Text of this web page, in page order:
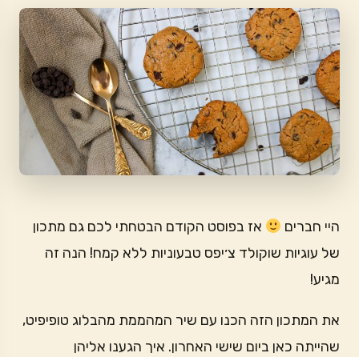
היי חברים
אז בפוסט הקודם הבטחתי לכם גם מתכון
של עוגיות שוקולד צ׳יפס טבעוניות ללא קמח! הנה זה
מגיע!
את המתכון הזה הכנו עם שיר המהממת מהבלוג טופיפיט,
שהייתה כאן ביום שישי האחרון. איך הגענו אליהן